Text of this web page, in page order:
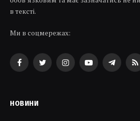
в тексті.
Ми в соцмережах:
FacebookTwitterInstagramYouTubeTelegram
НОВИНИ